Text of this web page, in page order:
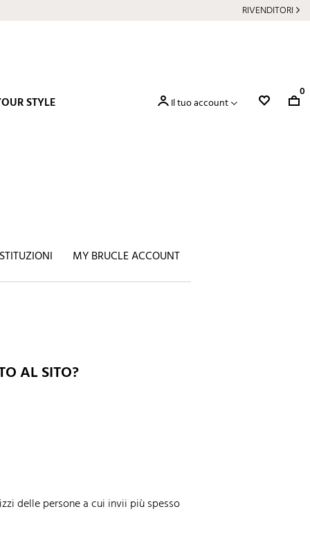
RIVENDITORI
STYLE Il tuo account
0
MY BRUCLE ACCOUNT
AL SITO?
delle persone a cui invii più spesso